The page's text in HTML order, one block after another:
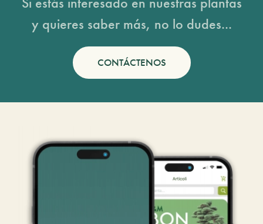
y quieres saber más, no lo dudes...
CONTÁCTENOS